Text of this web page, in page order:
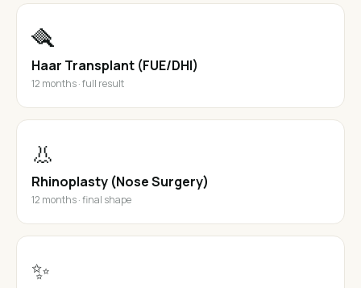
🪮
Haar Transplant (FUE/DHI)
12 months · full result
👃
Rhinoplasty (Nose Surgery)
12 months · final shape
✨